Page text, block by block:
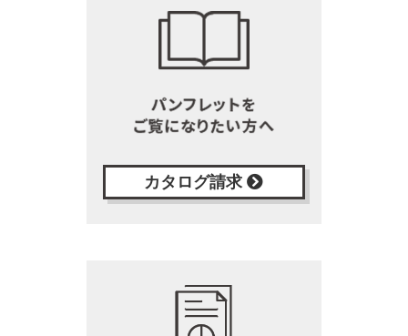
カタログ請求